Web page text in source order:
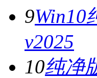
9Win10
v2025
10纯净